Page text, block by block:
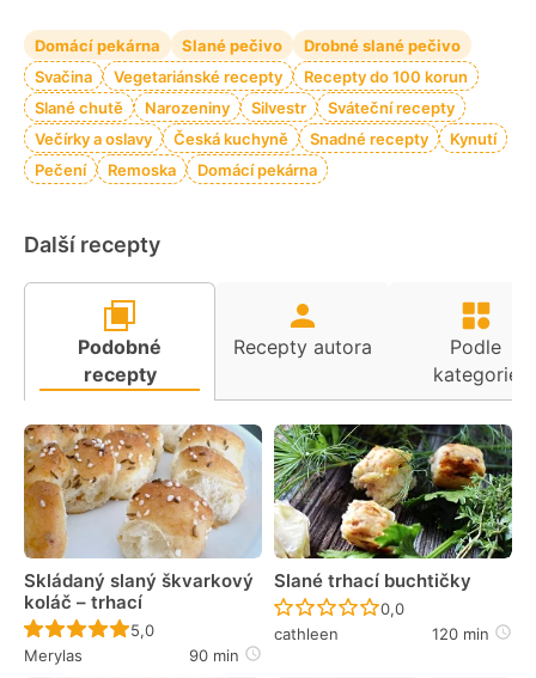
Domácí pekárna Slané pečivo
Drobné slané pečivo
Svačina
Vegetariánské recepty
Recepty do 100 korun
Slané chutě
Narozeniny Silvestr
Sváteční recepty
Večírky a oslavy
Česká kuchyně Snadné recepty
Kynutí
Pečení
Remoska Domácí pekárna
Další recepty
Podobné
recepty
Recepty autora
Podle
kategorie
Skládaný slaný škvarkový
koláč – trhací
Recept ještě nebyl hodnocen
5,0
Merylas
90 min
Slané trhací buchtičky
Recept ještě nebyl
0,0
cathleen
120 min